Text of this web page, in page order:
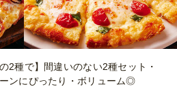
2種で】間違いのない2種セット・
ンにぴったり・ボリューム◎